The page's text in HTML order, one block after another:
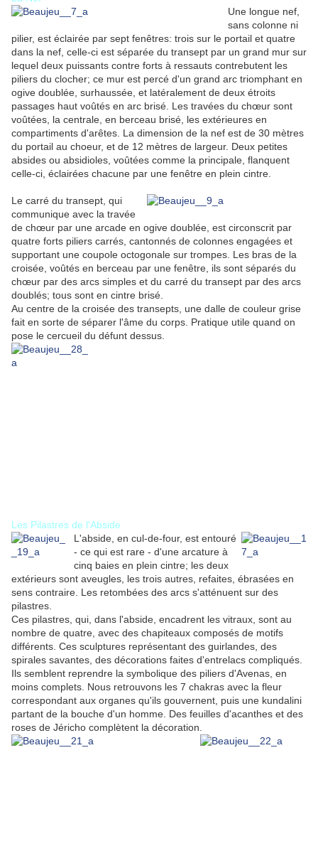
Une longue nef,
sans colonne ni
pilier, est éclairée par sept fenêtres: trois sur le portail et quatre
dans la nef, celle-ci est séparée du transept par un grand mur sur
lequel deux puissants contre forts à ressauts contrebutent les
piliers du clocher; ce mur est percé d'un grand arc triomphant en
ogive doublée, surhaussée, et latéralement de deux étroits
passages haut voûtés en arc brisé. Les travées du chœur sont
voûtées, la centrale, en berceau brisé, les extérieures en
compartiments d'arêtes. La dimension de la nef est de 30 mètres
du portail au choeur, et de 12 mètres de largeur. Deux petites
absides ou absidioles, voûtées comme la principale, flanquent
celle-ci, éclairées chacune par une fenêtre en plein cintre.
Le carré du transept, qui
communique avec la travée
de chœur par une arcade en ogive doublée, est circonscrit par
quatre forts piliers carrés, cantonnés de colonnes engagées et
supportant une coupole octogonale sur trompes. Les bras de la
croisée, voûtés en berceau par une fenêtre, ils sont séparés du
chœur par des arcs simples et du carré du transept par des arcs
doublés; tous sont en cintre brisé.
Au centre de la croisée des transepts, une dalle de couleur grise
fait en sorte de séparer l'âme du corps. Pratique utile quand on
pose le cercueil du défunt dessus.
Les Pilastres de l'Abside
L'abside, en cul-de-four, est entouré
- ce qui est rare - d'une arcature à
cinq baies en plein cintre; les deux
extérieurs sont aveugles, les trois autres, refaites, ébrasées en
sens contraire. Les retombées des arcs s'atténuent sur des
pilastres.
Ces pilastres, qui, dans l'abside, encadrent les vitraux, sont au
nombre de quatre, avec des chapiteaux composés de motifs
différents. Ces sculptures représentant des guirlandes, des
spirales savantes, des décorations faites d'entrelacs compliqués.
Ils semblent reprendre la symbolique des piliers d'Avenas, en
moins complets. Nous retrouvons les 7 chakras avec la fleur
correspondant aux organes qu'ils gouvernent, puis une kundalini
partant de la bouche d'un homme. Des feuilles d'acanthes et des
roses de Jéricho complètent la décoration.